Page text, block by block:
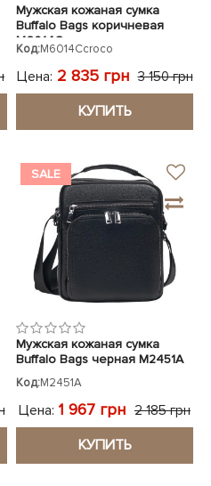
Мужская кожаная сумка
Buffalo Bags коричневая
M6014Ccroco
Код:M6014Ccroco
Цена: 2 835 грн 3 150 грн
КУПИТЬ
SALE
Мужская кожаная сумка
Buffalo Bags черная M2451A
Код:M2451A
Цена: 1 967 грн 2 185 грн
КУПИТЬ